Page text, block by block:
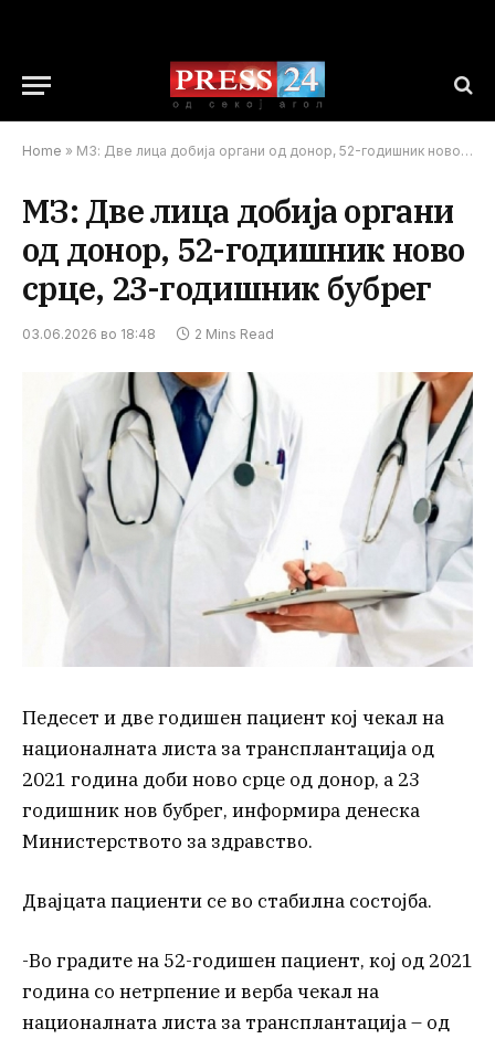
Home » МЗ: Две лица добија органи од донор, 52-годишник ново срце, 23-годишник бубрег
МЗ: Две лица добија органи
од донор, 52-годишник ново
срце, 23-годишник бубрег
03.06.2026 во 18:48 2 Mins Read
Педесет и две годишен пациент кој чекал на
националната листа за трансплантација од
2021 година доби ново срце од донор, а 23
годишник нов бубрег, информира денеска
Министерството за здравство.
Двајцата пациенти се во стабилна состојба.
-Во градите на 52-годишен пациент, кој од 2021
година со нетрпение и верба чекал на
националната листа за трансплантација – од